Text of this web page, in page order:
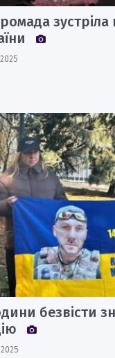
зустріла
безвісти